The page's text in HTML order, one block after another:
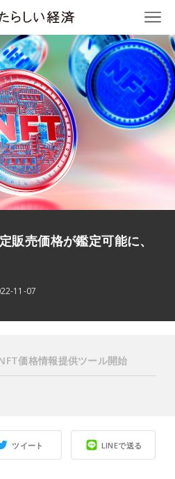
販売価格が鑑定可能に、
11-07
ツイート LINEで送る
価格情報提供ツール開始